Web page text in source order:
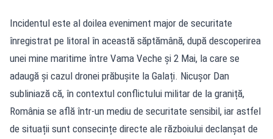
Incidentul este al doilea eveniment major de securitate
înregistrat pe litoral în această săptămână, după descoperirea
unei mine maritime între Vama Veche și 2 Mai, la care se
adaugă și cazul dronei prăbușite la Galați. Nicușor Dan
subliniază că, în contextul conflictului militar de la graniță,
România se află într-un mediu de securitate sensibil, iar astfel
de situații sunt consecințe directe ale războiului declanșat de